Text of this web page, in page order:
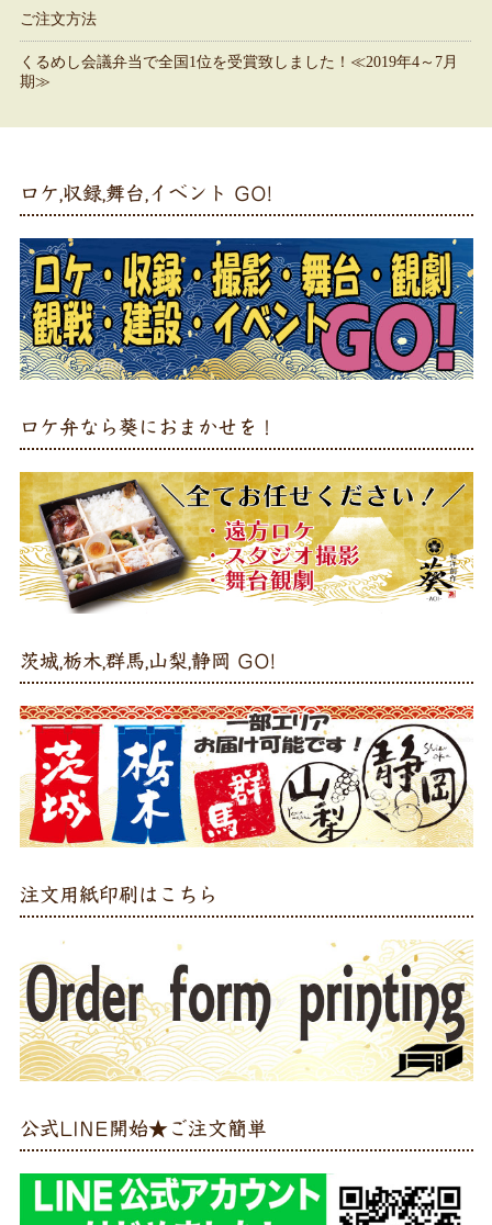
ご注文方法
くるめし会議弁当で全国1位を受賞致しました！≪2019年4～7月
期≫
ロケ,収録,舞台,イベント GO!
ロケ弁なら葵におまかせを！
茨城,栃木,群馬,山梨,静岡 GO!
注文用紙印刷はこちら
公式LINE開始★ご注文簡単